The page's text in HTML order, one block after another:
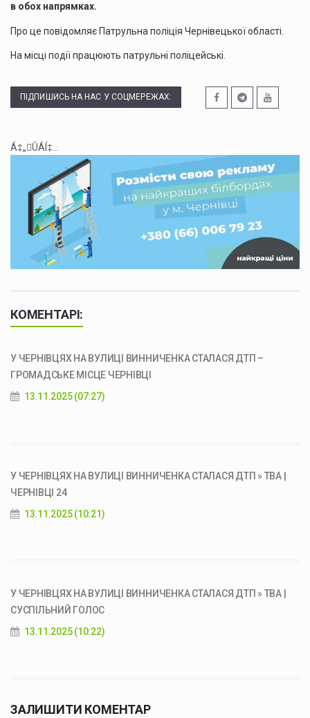
в обох напрямках.
Про це повідомляє Патрульна поліція Чернівецької області.
На місці події працюють патрульні поліцейські.
ПІДПИШИСЬ НА НАС У СОЦМЕРЕЖАХ:
Á‡„ÛÁÍ‡...
КОМЕНТАРІ:
У ЧЕРНІВЦЯХ НА ВУЛИЦІ ВИННИЧЕНКА СТАЛАСЯ ДТП –
ГРОМАДСЬКЕ МІСЦЕ ЧЕРНІВЦІ
13.11.2025 (07:27)
У ЧЕРНІВЦЯХ НА ВУЛИЦІ ВИННИЧЕНКА СТАЛАСЯ ДТП » ТВА |
ЧЕРНІВЦІ 24
13.11.2025 (10:21)
У ЧЕРНІВЦЯХ НА ВУЛИЦІ ВИННИЧЕНКА СТАЛАСЯ ДТП » ТВА |
СУСПІЛЬНИЙ ГОЛОС
13.11.2025 (10:22)
ЗАЛИШИТИ КОМЕНТАР